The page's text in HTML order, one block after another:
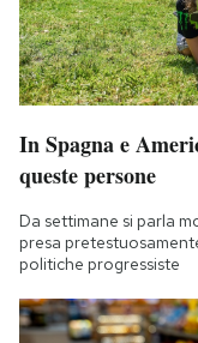
In Spagna e
queste persone
Da settimane si parla
presa
politiche progressiste